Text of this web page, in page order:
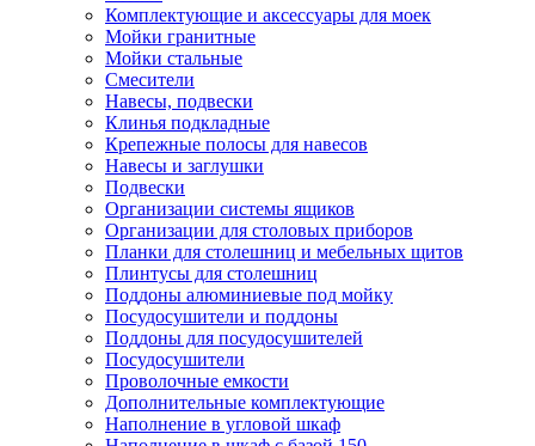
Комплектующие и аксессуары для моек
Мойки гранитные
Мойки стальные
Смесители
Навесы, подвески
Клинья подкладные
Крепежные полосы для навесов
Навесы и заглушки
Подвески
Организации системы ящиков
Организации для столовых приборов
Планки для столешниц и мебельных щитов
Плинтусы для столешниц
Поддоны алюминиевые под мойку
Посудосушители и поддоны
Поддоны для посудосушителей
Посудосушители
Проволочные емкости
Дополнительные комплектующие
Наполнение в угловой шкаф